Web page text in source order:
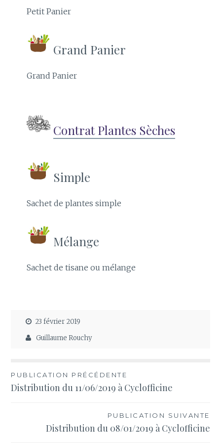
Petit Panier
Grand Panier
Grand Panier
Contrat Plantes Sèches
Simple
Sachet de plantes simple
Mélange
Sachet de tisane ou mélange
23 février 2019
Guillaume Rouchy
Navigation
de
PUBLICATION PRÉCÉDENTE
Distribution du 11/06/2019 à Cyclofficine
PUBLICATION SUIVANTE
Distribution du 08/01/2019 à Cyclofficine